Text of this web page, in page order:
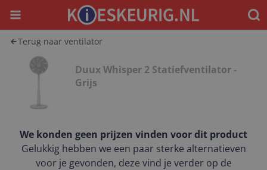
Menu
Terug naar ventilator
Duux Whisper 2 Statiefventilator -
Grijs
We konden geen prijzen vinden voor dit product
Gelukkig hebben we een paar sterke alternatieven
voor je gevonden, deze vind je verder op de